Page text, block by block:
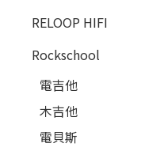
RELOOP HIFI
Rockschool
電吉他
木吉他
電貝斯